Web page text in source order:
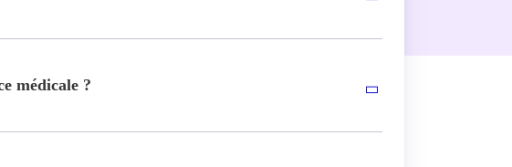
médicale ?